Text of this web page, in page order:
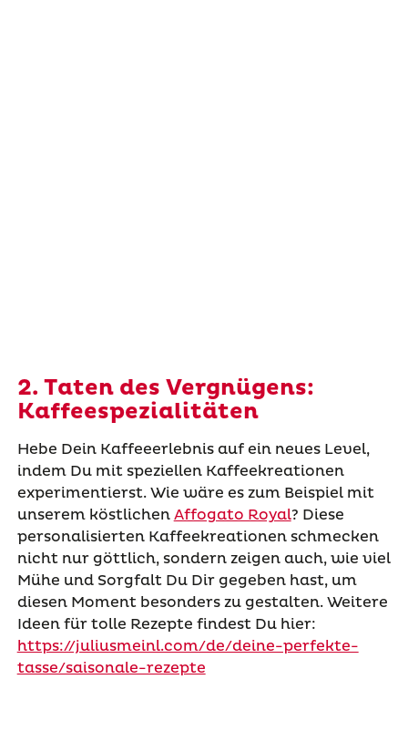
2. Taten des Vergnügens:
Kaffeespezialitäten
Hebe Dein Kaffeeerlebnis auf ein neues Level,
indem Du mit speziellen Kaffeekreationen
experimentierst. Wie wäre es zum Beispiel mit
unserem köstlichen Affogato Royal? Diese
personalisierten Kaffeekreationen schmecken
nicht nur göttlich, sondern zeigen auch, wie viel
Mühe und Sorgfalt Du Dir gegeben hast, um
diesen Moment besonders zu gestalten. Weitere
Ideen für tolle Rezepte findest Du hier:
https://juliusmeinl.com/de/deine-perfekte-
tasse/saisonale-rezepte